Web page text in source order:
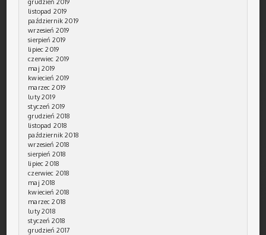
listopad 2019
październik 2019
wrzesień 2019
sierpień 2019
lipiec 2019
czerwiec 2019
maj 2019
kwiecień 2019
marzec 2019
luty 2019
styczeń 2019
grudzień 2018
listopad 2018
październik 2018
wrzesień 2018
sierpień 2018
lipiec 2018
czerwiec 2018
maj 2018
kwiecień 2018
marzec 2018
luty 2018
styczeń 2018
grudzień 2017